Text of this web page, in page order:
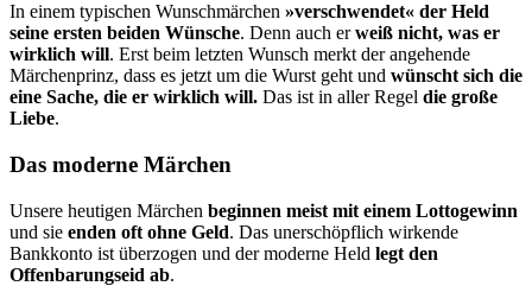
In einem typischen Wunschmärchen »verschwendet« der Held
seine ersten beiden Wünsche. Denn auch erweiß nicht, was er
wirklich will. Erst beim letzten Wunsch merkt der angehende
Märchenprinz, dass es jetzt um die Wurst geht und wünscht sich die
eine Sache, die er wirklich will. Das ist in aller Regel die große
Liebe.
Das moderne Märchen
Unsere heutigen Märchen beginnen meist mit einem Lottogewinn
und sie enden oft ohne Geld. Das unerschöpflich wirkende
Bankkonto ist überzogen und der moderne Held legt den
Offenbarungseid ab.